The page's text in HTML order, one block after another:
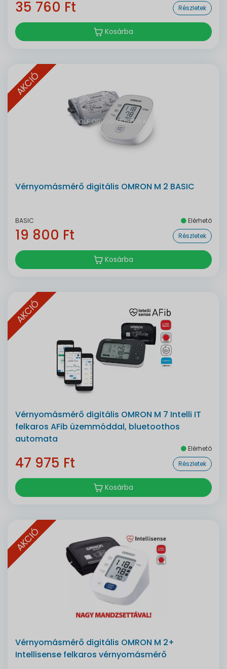
35 760 Ft Részletek
Kosárba
AKCIÓ
Vérnyomásmérő digitális OMRON M 2 BASIC
BASIC Elérhető
19 800 Ft Részletek
Kosárba
AKCIÓ
Vérnyomásmérő digitális OMRON M 7 Intelli IT
felkaros AFib üzemmóddal, bluetoothos
automata
Elérhető
47 975 Ft Részletek
Kosárba
AKCIÓ
Vérnyomásmérő digitális OMRON M 2+
Intellisense felkaros vérnyomásmérő